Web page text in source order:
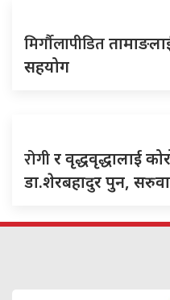
मिर्गौलापीडित
सहयोग
रोगीर वृद्धवृद्धालाई
डा.शेरबहादुर पुन,